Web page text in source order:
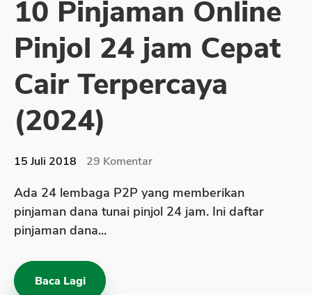
Sekuritas Saham
Bank Digital
Crypto
Assets Crypto
Exchange
Asuransi Kesehatan
Asuransi Syariah
10 Pinjaman Online
Pinjol 24 jam Cepat
Cair Terpercaya
(2024)
15 Juli 2018 29 Komentar
Ada 24 lembaga P2P yang memberikan
pinjaman dana tunai pinjol 24 jam. Ini daftar
pinjaman dana...
Baca Lagi